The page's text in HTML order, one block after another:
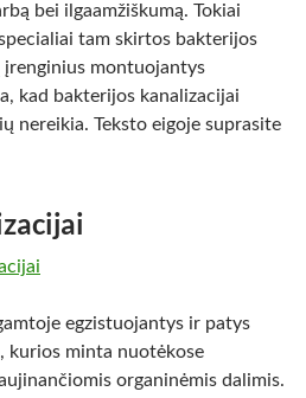
bei ilgaamžiškumą. Tokiai
tam skirtos bakterijos
montuojantys
kad bakterijos kanalizacijai
nereikia. Teksto eigoje suprasite
egzistuojantys ir patys
kurios minta nuotėkose
organinėmis dalimis.